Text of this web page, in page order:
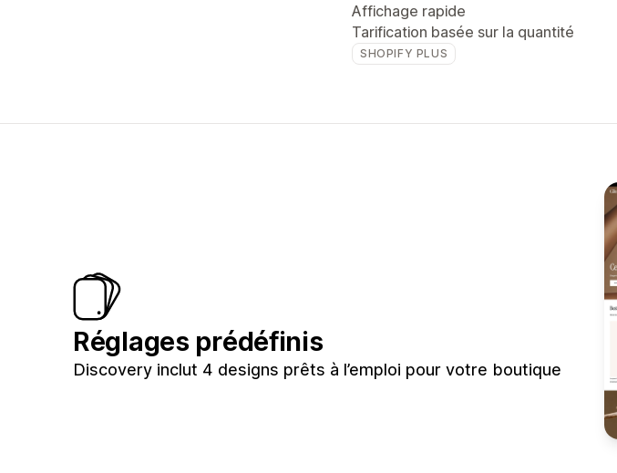
Affichage rapide
Tarification basée sur la quantité
SHOPIFY PLUS
Réglages prédéfinis
Discovery inclut 4 designs prêts à l’emploi pour votre boutique